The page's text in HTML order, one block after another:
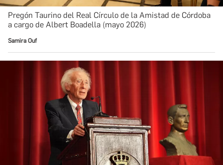
Pregón Taurino del Real Círculo de la Amistad de Córdoba
a cargo de Albert Boadella (mayo 2026)
Samira Ouf